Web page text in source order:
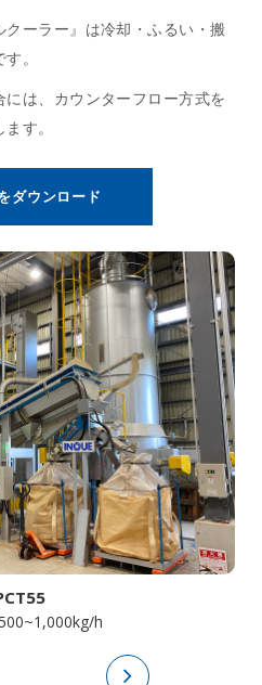
ーラー』は冷却・ふるい・搬
。
は、カウンターフロー方式を
す。
ダウンロード
h